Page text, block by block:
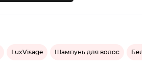
LuxVisage Шампунь для волос